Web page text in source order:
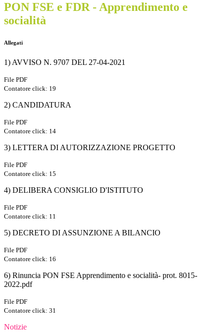
PON FSE e FDR - Apprendimento e
socialità
Allegati
1) AVVISO N. 9707 DEL 27-04-2021
File PDF
Contatore click: 19
2) CANDIDATURA
File PDF
Contatore click: 14
3) LETTERA DI AUTORIZZAZIONE PROGETTO
File PDF
Contatore click: 15
4) DELIBERA CONSIGLIO D'ISTITUTO
File PDF
Contatore click: 11
5) DECRETO DI ASSUNZIONE A BILANCIO
File PDF
Contatore click: 16
6) Rinuncia PON FSE Apprendimento e socialità- prot. 8015-
2022.pdf
File PDF
Contatore click: 31
Notizie